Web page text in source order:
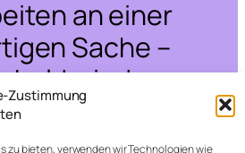
Zustimmung
zu bieten, verwenden wir Technologien wie
an einer
Sache –
bald wieder
vorbei!